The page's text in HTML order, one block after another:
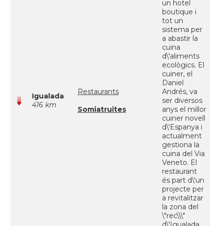
Igualada
416 km
Restaurants
Somiatruites
un hotel
boutique i
tot un
sistema per
a abastir la
cuina
d\'aliments
ecològics. El
cuiner, el
Daniel
Andrés, va
ser diversos
anys el millor
cuiner novell
d\'Espanya i
actualment
gestiona la
cuina del Via
Veneto. El
restaurant
és part d\'un
projecte per
a revitalitzar
la zona del
\"rec\\\"